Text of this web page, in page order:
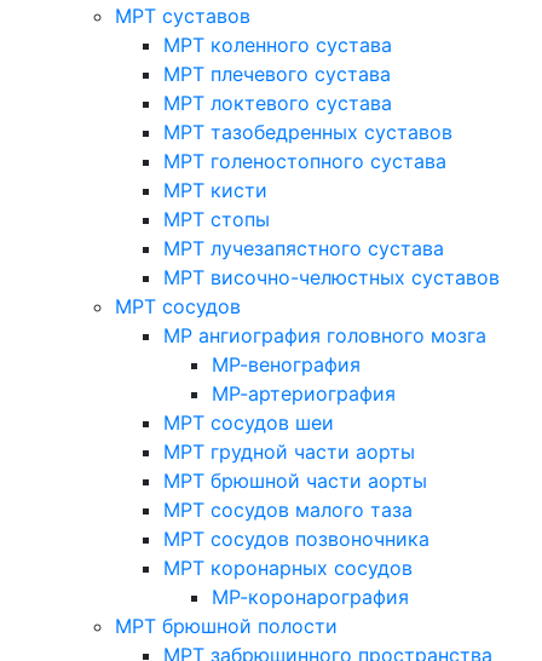
МРТ суставов
МРТ коленного сустава
МРТ плечевого сустава
МРТ локтевого сустава
МРТ тазобедренных суставов
МРТ голеностопного сустава
МРТ кисти
МРТ стопы
МРТ лучезапястного сустава
МРТ височно-челюстных суставов
МРТ сосудов
МР ангиография головного мозга
МР-венография
МР-артериография
МРТ сосудов шеи
МРТ грудной части аорты
МРТ брюшной части аорты
МРТ сосудов малого таза
МРТ сосудов позвоночника
МРТ коронарных сосудов
МР-коронарография
МРТ брюшной полости
МРТ забрюшинного пространства